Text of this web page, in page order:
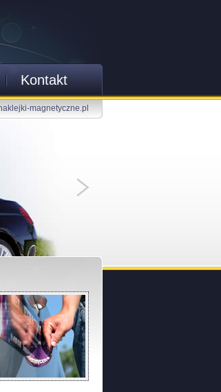
Kontakt
magnetyczne.pl